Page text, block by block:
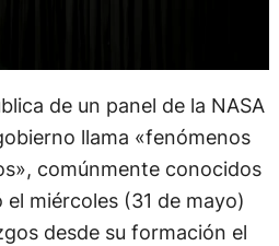
de un panel de la NASA
llama «fenómenos
comúnmente conocidos
miércoles (31 de mayo)
desde su formación el